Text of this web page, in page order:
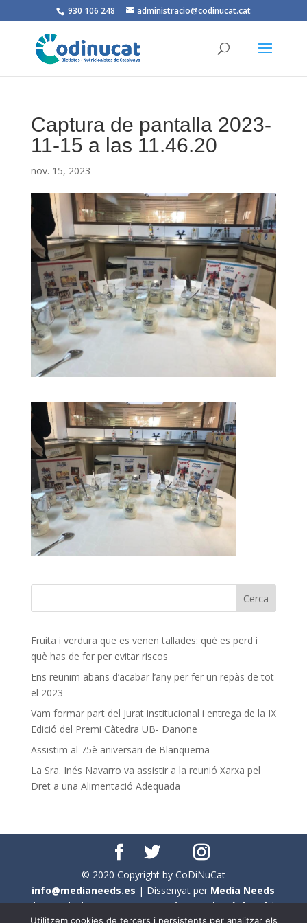
930 106 248 administracio@codinucat.cat
Captura de pantalla 2023-
11-15 a las 11.46.20
nov. 15, 2023
Fruita i verdura que es venen tallades: què es perd i
què has de fer per evitar riscos
Ens reunim abans d’acabar l’any per fer un repàs de tot
el 2023
Vam formar part del Jurat institucional i entrega de la IX
Edició del Premi Càtedra UB- Danone
Assistim al 75è aniversari de Blanquerna
La Sra. Inés Navarro va assistir a la reunió Xarxa pel
Dret a una Alimentació Adequada
© 2020 Copyright by CoDiNuCat
info@medianeeds.es | Dissenyat per Media Needs
| Tots els drets reservats aCoDiNuCat |Avís legal|
Utilitzem cookies de tercers i persistents per analitzar els